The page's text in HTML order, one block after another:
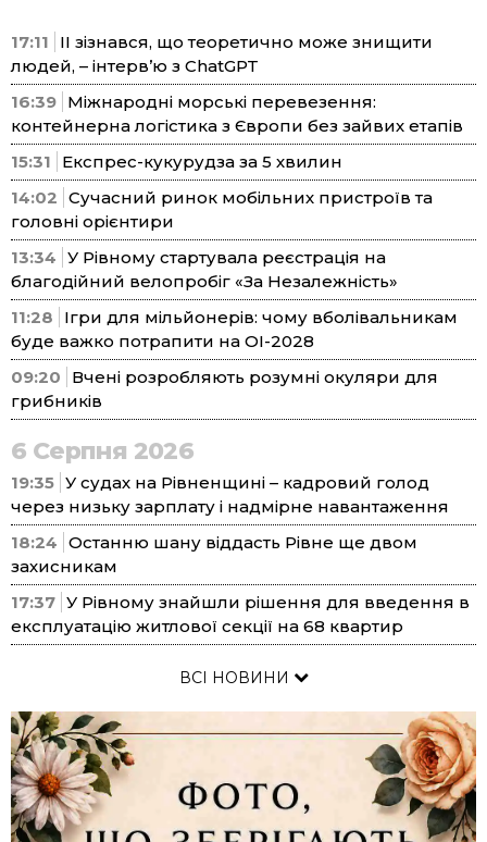
17:11
ІІ зізнався, що теоретично може знищити
людей, – інтерв’ю з ChatGPT
16:39 Міжнародні морські перевезення:
контейнерна логістика з Європи без зайвих етапів
15:31
Експрес-кукурудза за 5 хвилин
14:02 Сучасний ринок мобільних пристроїв та
головні орієнтири
13:34 У Рівному стартувала реєстрація на
благодійний велопробіг «За Незалежність»
11:28
Ігри для мільйонерів: чому вболівальникам
буде важко потрапити на ОІ-2028
09:20
Вчені розробляють розумні окуляри для
грибників
6 Серпня 2026
19:35 У судах на Рівненщині – кадровий голод
через низьку зарплату і надмірне навантаження
18:24 Останню шану віддасть Рівне ще двом
захисникам
17:37 У Рівному знайшли рішення для введення в
експлуатацію житлової секції на 68 квартир
ВСІ НОВИНИ